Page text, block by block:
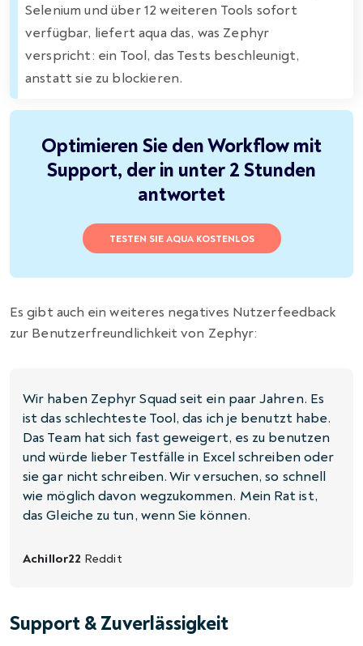
Selenium und über 12 weiteren Tools sofort
verfügbar, liefert aqua das, was Zephyr
verspricht: ein Tool, das Tests beschleunigt,
anstatt sie zu blockieren.
Optimieren Sie den Workflow mit
Support, der in unter 2 Stunden
antwortet
TESTEN SIE AQUA KOSTENLOS
Es gibt auch ein weiteres negatives Nutzerfeedback
zur Benutzerfreundlichkeit von Zephyr:
Wir haben Zephyr Squad seit ein paar Jahren. Es
ist das schlechteste Tool, das ich je benutzt habe.
Das Team hat sich fast geweigert, es zu benutzen
und würde lieber Testfälle in Excel schreiben oder
sie gar nicht schreiben. Wir versuchen, so schnell
wie möglich davon wegzukommen. Mein Rat ist,
das Gleiche zu tun, wenn Sie können.
Achillor22 Reddit
Support & Zuverlässigkeit